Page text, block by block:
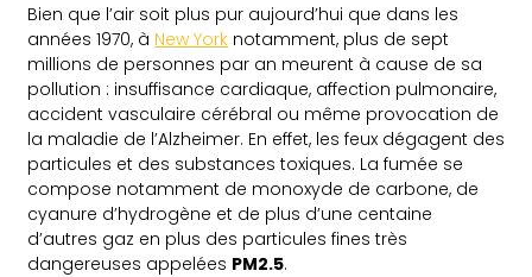
Bien que l’air soit plus pur aujourd’hui que dans les
années 1970, à New York notamment, plus de sept
millions de personnes par an meurent à cause de sa
pollution : insuffisance cardiaque, affection pulmonaire,
accident vasculaire cérébral ou même provocation de
la maladie de l’Alzheimer. En effet, les feux dégagent des
particules et des substances toxiques. La fumée se
compose notamment de monoxyde de carbone, de
cyanure d’hydrogène et de plus d’une centaine
d’autres gaz en plus des particules fines très
dangereuses appelées PM2.5.